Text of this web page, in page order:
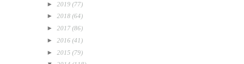
► 2019(77)
►2018(64)
►2017(86)
► 2016(41)
► 2015(79)